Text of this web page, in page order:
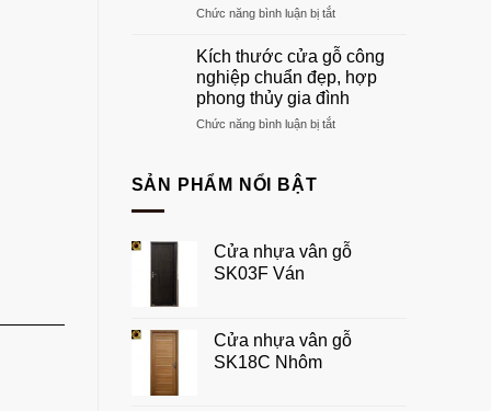
ấm
bạn
cánh
phong
thủy
đẹp,
hút
tài
Chức năng bình luận bị tắtở
thước
cửa
chính
4
cánh
Kích thước cửa gỗ công
nghiệp chuẩn đẹp, hợp
phong thủy gia đình
Chức năng bình luận bị tắtở
chuẩn
thủy
gia
SẢN PHẨM NỔI BẬT
Cửa nhựa vân gỗ
SK03F Ván
Cửa nhựa vân gỗ
SK18C Nhôm